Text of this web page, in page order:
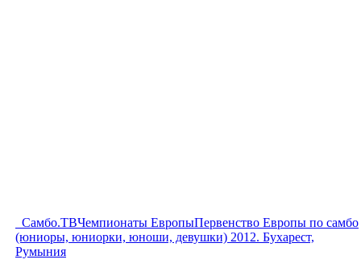
Самбо.ТВЧемпионаты ЕвропыПервенство Европы по самбо
(юниоры, юниорки, юноши, девушки) 2012. Бухарест,
Румыния